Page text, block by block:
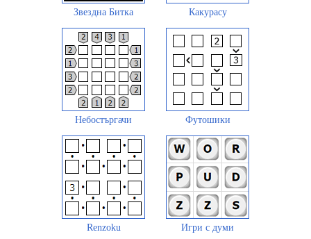
Звездна Битка Какурасу
Небостъргачи Футошики
Renzoku Игри с думи